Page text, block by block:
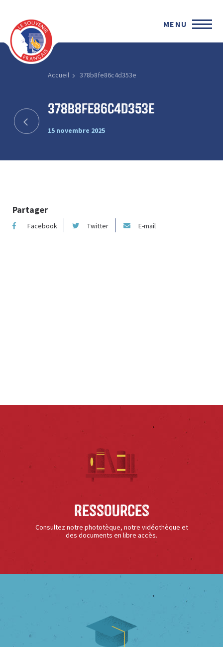
MENU
Accueil 378b8fe86c4d353e
378b8fe86c4d353e
15 novembre 2025
Partager
Facebook Twitter E-mail
Ressources
Consultez notre phototèque, notre vidéothèque et
des documents en libre accès.